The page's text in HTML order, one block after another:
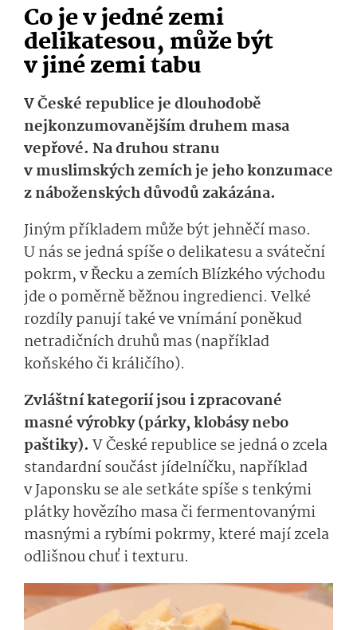
Co je v jedné zemi
delikatesou, může být
v jiné zemi tabu
V České republice je dlouhodobě
nejkonzumovanějším druhem masa
vepřové. Na druhou stranu
v muslimských zemích je jeho konzumace
z náboženských důvodů zakázána.
Jiným příkladem může být jehněčí maso.
U nás se jedná spíše o delikatesu a sváteční
pokrm, v Řecku a zemích Blízkého východu
jde o poměrně běžnou ingredienci. Velké
rozdíly panují také ve vnímání poněkud
netradičních druhů mas (například
koňského či králičího).
Zvláštní kategorií jsou i zpracované
masné výrobky (párky, klobásy nebo
paštiky). V České republice se jedná o zcela
standardní součást jídelníčku, například
v Japonsku se ale setkáte spíše s tenkými
plátky hovězího masa či fermentovanými
masnými a rybími pokrmy, které mají zcela
odlišnou chuť i texturu.